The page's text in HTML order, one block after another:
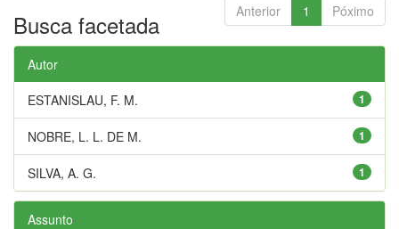
Anterior 1 Póximo
Busca facetada
Autor
1
ESTANISLAU, F. M.
1
NOBRE, L. L. DE M.
1
SILVA, A. G.
Assunto